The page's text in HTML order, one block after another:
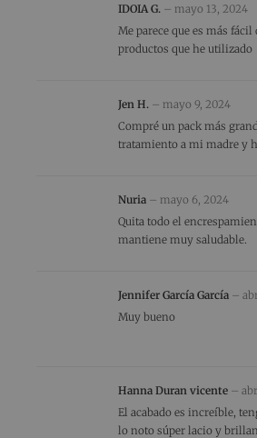
IDOIA G. – mayo 13, 2024
Me parece que es más
productos que he utilizado
Jen H. – mayo 9, 2024
Compré un pack más
tratamiento a mi madre y
Nuria – mayo 6, 2024
Quita todo el
mantiene muy saludable.
Jennifer García García –
Muy bueno
Hanna Duran vicente –
El acabado es increíble,
lo noto súper lacio y